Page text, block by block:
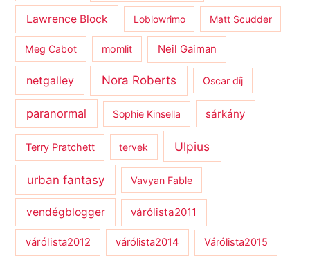
Lawrence Block Loblowrimo Matt Scudder
Meg Cabot momlit Neil Gaiman
netgalley Nora Roberts Oscar díj
paranormal Sophie Kinsella sárkány
Terry Pratchett tervek Ulpius
urban fantasy Vavyan Fable
vendégblogger várólista2011
várólista2012 várólista2014 Várólista2015